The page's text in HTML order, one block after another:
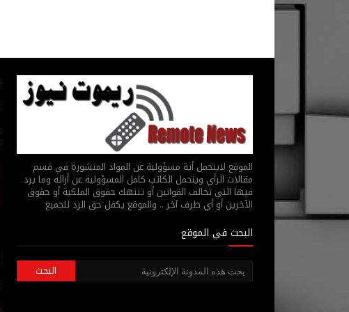
الموقع لايتحمل أية مسؤولية عن المواد المنشورة في قسم
مقالات الرأي ويتحمل الكاتب كامل المسؤولية عن أرائه وما يرد
فيها التي تخالف القوانين أو تنتهك حقوق الملكية أو حقوق
الآخرين أو أي طرف آخر .. والموقع يكفل حق الرد للجميع
البحث في الموقع